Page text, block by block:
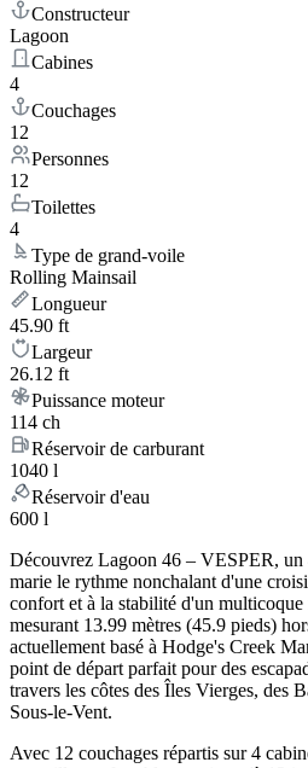
Constructeur
Lagoon
Cabines
4
Couchages
12
Personnes
12
Toilettes
4
Type de grand-voile
Rolling Mainsail
Longueur
45.90 ft
Largeur
26.12 ft
Puissance moteur
114 ch
Réservoir de carburant
1040 l
Réservoir d'eau
600 l
Découvrez Lagoon 46 – VESPER, un
marie le rythme nonchalant d'une
confort et à la stabilité d'un
mesurant 13.99 mètres (45.9 pieds)
actuellement basé à Hodge's Creek
point de départ parfait pour des
travers les côtes des Îles Vierges, des
Sous-le-Vent.
Avec 12 couchages répartis sur 4